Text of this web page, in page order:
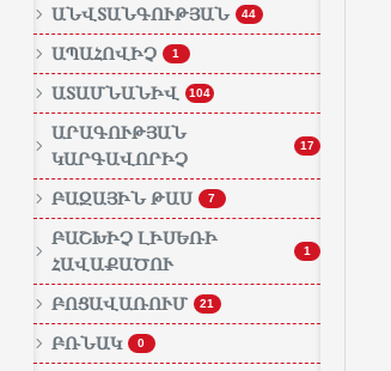
ԱՆՎՏԱՆԳՈՒԹՅԱՆ 44
ԱՊԱՀՈՎԻՉ 1
ԱՏԱՄՆԱՆԻՎ 104
ԱՐԱԳՈՒԹՅԱՆ
ԿԱՐԳԱՎՈՐԻՉ
17
ԲԱԶԱՅԻՆ ԹԱՍ 7
ԲԱՇԽԻՉ ԼԻՍԵՌԻ
ՀԱՎԱՔԱԾՈՒ
1
ԲՈՑԱՎԱՌՈՒՄ 21
ԲՌՆԱԿ 0